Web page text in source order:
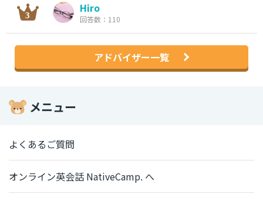
Hiro
回答数：110
アドバイザー一覧
メニュー
よくあるご質問
オンライン英会話 NativeCamp. へ